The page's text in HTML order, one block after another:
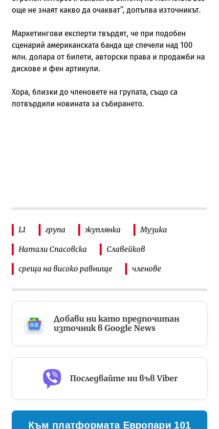
още не знаят какво да очакват”, допълва източникът.
Маркетингови експерти твърдят, че при подобен
сценарий американската банда ще спечели над 100
млн. долара от билети, авторски права и продажби на
дискове и фен артикули.
Хора, близки до членовете на групата, също са
потвърдили новината за събирането.
L1 група жуплянка Музика
Натали Спасовска Славейков
среща на високо равнище членове
Добави ни като предпочитан
източник в Google News
Последвайте ни във Viber
Към платформата Европари 101